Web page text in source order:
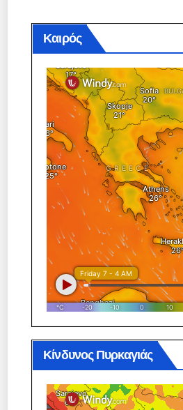
Καιρός
Κίνδυνος Πυρκαγιάς